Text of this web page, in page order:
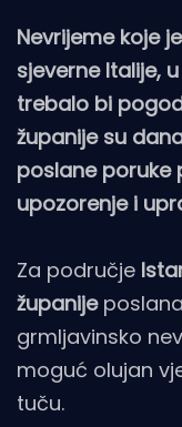
Nevrijeme koje
sjeverne Italije,
trebalo bi
županije su
poslane poruke
upozorenje i
Za područje
županije
grmljavinsko
moguć olujan
tuču.